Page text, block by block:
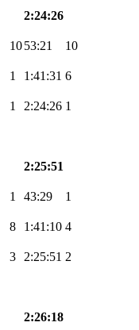
2:24:26
1053:21 10
1 1:41:31 6
1 2:24:26 1
2:25:51
1 43:29 1
8 1:41:10 4
3 2:25:51 2
2:26:18